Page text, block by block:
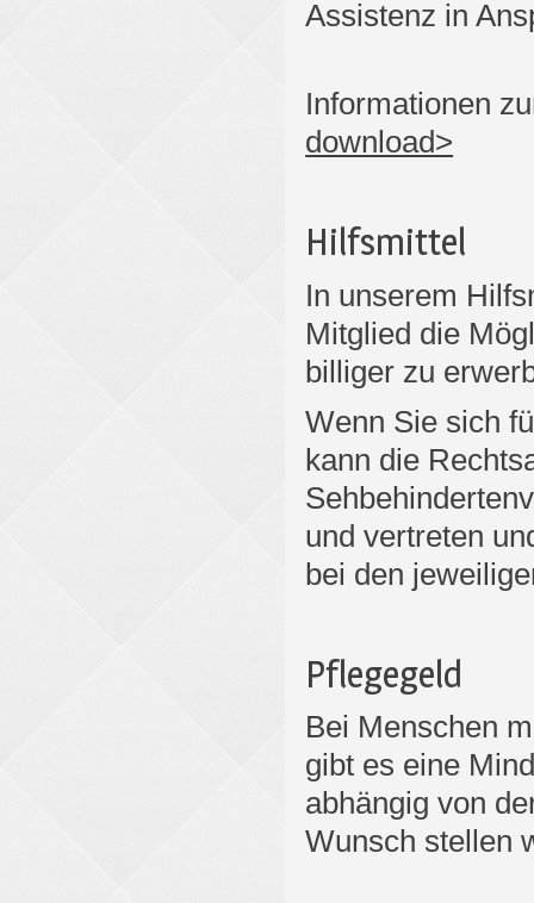
Assistenz in
Informationen
download>
Hilfsmittel
In unserem
Mitglied die
billiger zu
Wenn Sie sich
kann die
und vertreten
bei den
Pflegegeld
Bei Menschen
gibt es eine
abhängig von
Wunsch stellen